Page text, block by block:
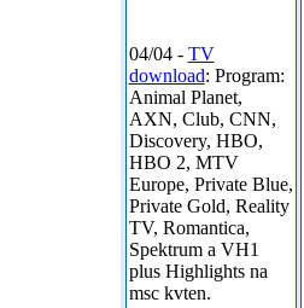
04/04 - TV
download: Program:
Animal Planet,
AXN, Club, CNN,
Discovery, HBO,
HBO 2, MTV
Europe, Private Blue,
Private Gold, Reality
TV, Romantica,
Spektrum a VH1
plus Highlights na
msc kvten.